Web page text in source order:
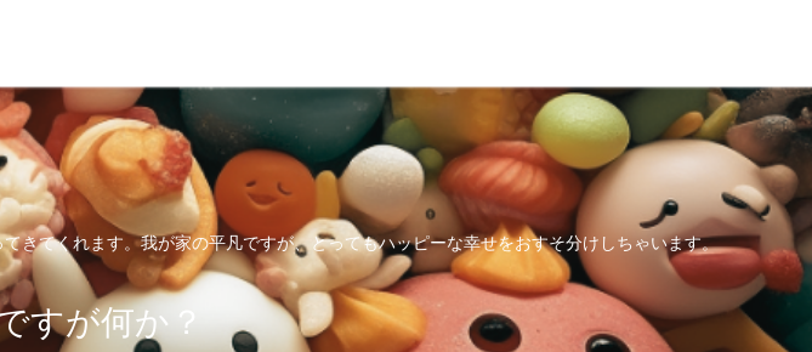
きてくれます。我が家の平凡ですが、とってもハッピーな幸せをおすそ分けしちゃいます。
すが何か？